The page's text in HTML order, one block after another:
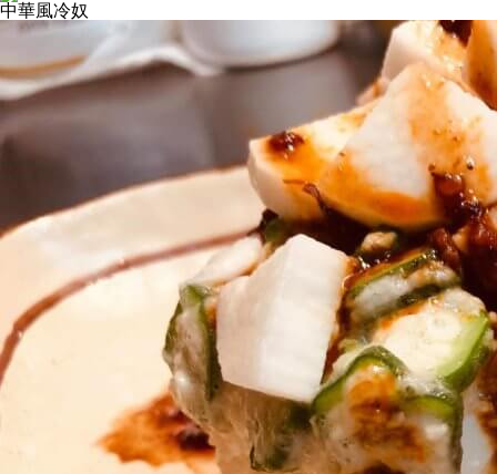
中華風冷奴